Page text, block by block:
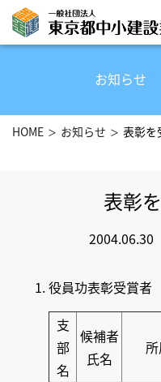
お知らせ
HOME お知らせ 表彰を
表彰
2004.06.30
役員功表彰受賞者
支
部
名
候補者
氏名